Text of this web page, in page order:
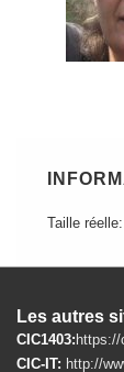
Taille réelle:
Les autres
CIC1403:https://
CIC-IT: http://